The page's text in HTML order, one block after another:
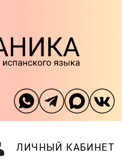
ЛИЧНЫЙ КАБИНЕТ